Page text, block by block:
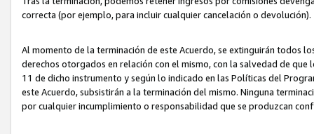
correcta (por ejemplo, para incluir cualquier cancelación o devolución).
Al momento de la terminación de este Acuerdo, se extinguirán todos
derechos otorgados en relación con el mismo, con la salvedad de
11 de dicho instrumento y según lo indicado en las Políticas del
este Acuerdo, subsistirán a la terminación del mismo. Ninguna
por cualquier incumplimiento o responsabilidad que se produzcan